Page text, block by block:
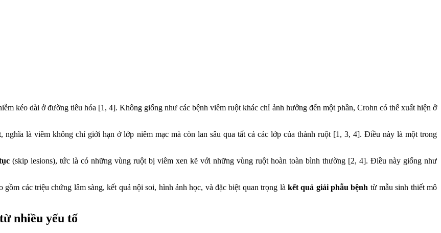
kéo dài ở đường tiêu hóa [1, 4]. Không giống như các bệnh viêm ruột khác chỉ ảnh hưởng đến một phần, Crohn có thể xuất hiện ở
, nghĩa là viêm không chỉ giới hạn ở lớp niêm mạc mà còn lan sâu qua tất cả các lớp của thành ruột [1, 3, 4]. Điều này là một trong
(skip lesions), tức là có những vùng ruột bị viêm xen kẽ với những vùng ruột hoàn toàn bình thường [2, 4]. Điều này giống như
các triệu chứng lâm sàng, kết quả nội soi, hình ảnh học, và đặc biệt quan trọng là kết quả giải phẫu bệnh từ mẫu sinh thiết mô
nhiều yếu tố